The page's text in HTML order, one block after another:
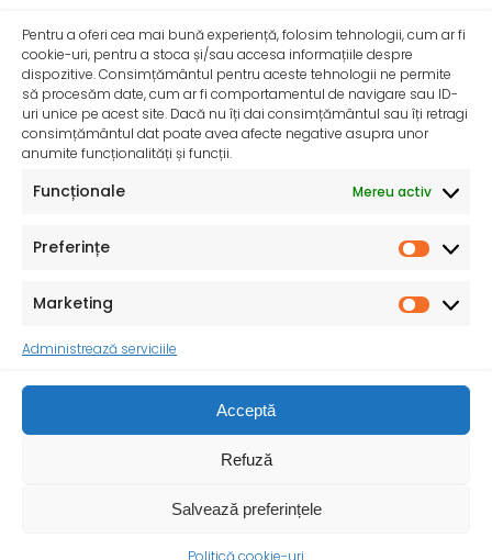
Pentru a oferi cea mai bună experiență, folosim tehnologii, cum ar fi
cookie-uri, pentru a stoca și/sau accesa informațiile despre
dispozitive. Consimțământul pentru aceste tehnologii ne permite
să procesăm date, cum ar fi comportamentul de navigare sau ID-
uri unice pe acest site. Dacă nu îți dai consimțământul sau îți retragi
consimțământul dat poate avea afecte negative asupra unor
anumite funcționalități și funcții.
Funcționale Mereu activ
Preferințe
Marketing
Administrează serviciile
Acceptă
Refuză
Salvează preferințele
Politică cookie-uri
Comentarii recente
Ministerul Sănătății
MINISTERUL SĂNĂTĂȚII - DIRECȚIA DE SĂNĂTATE
neautorizată a acestui site web constituie infracțiune
Legea nr. 161/2003